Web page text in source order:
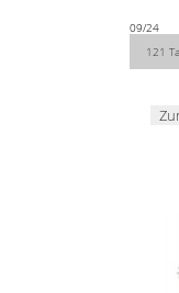
09/24
121